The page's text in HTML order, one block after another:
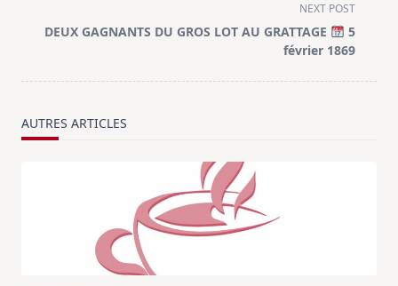
reader-
NEXT POST
DEUX GAGNANTS DU GROS LOT AU GRATTAGE
5
février 1869
AUTRES ARTICLES